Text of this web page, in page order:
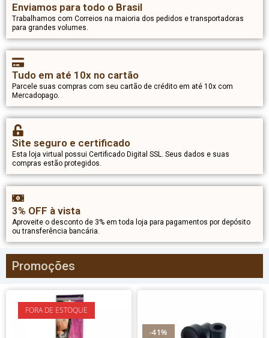
Enviamos para todo o Brasil
Trabalhamos com Correios na maioria dos pedidos e transportadoras
para grandes volumes.
Tudo em até 10x no cartão
Parcele suas compras com seu cartão de crédito em até 10x com
Mercadopago.
Site seguro e certificado
Esta loja virtual possui Certificado Digital SSL. Seus dados e suas
compras estão protegidos.
3% OFF à vista
Aproveite o desconto de 3% em toda loja para pagamentos por depósito
ou transferência bancária.
Promoções
FORA DE ESTOQUE
-41%